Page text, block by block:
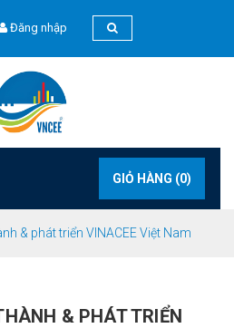
Đăng nhập
GIỎ HÀNG (0)
& phát triển VINACEE Việt Nam
& PHÁT TRIỂN